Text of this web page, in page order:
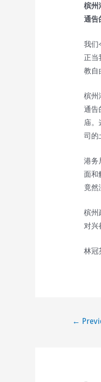
槟州
通告
我们
正当
教自
槟州
通告
庙。
司的
港务
面和
竟然
槟州
对兴
林冠
←